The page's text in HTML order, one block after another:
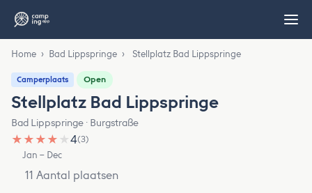
Home › Bad Lippspringe › Stellplatz Bad Lippspringe
Camperplaats Open
Stellplatz Bad Lippspringe
Bad Lippspringe · Burgstraße
★ ★ ★ ★ ★4(3)
Jan – Dec
11 Aantal plaatsen